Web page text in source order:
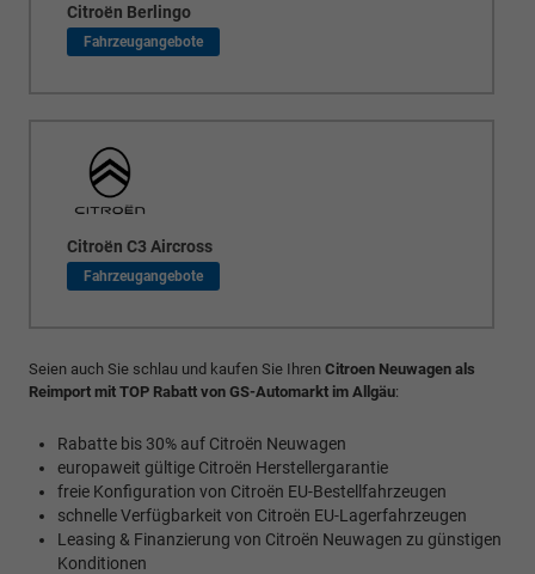
Citroën Berlingo
Citroën C3 Aircross
Seien auch Sie schlau und kaufen Sie Ihren Citroen Neuwagen als
Reimport mit TOP Rabatt von GS-Automarkt im Allgäu:
Rabatte bis 30% auf Citroën Neuwagen
europaweit gültige Citroën Herstellergarantie
freie Konfiguration von Citroën EU-Bestellfahrzeugen
schnelle Verfügbarkeit von Citroën EU-Lagerfahrzeugen
Leasing & Finanzierung von Citroën Neuwagen zu günstigen
Konditionen